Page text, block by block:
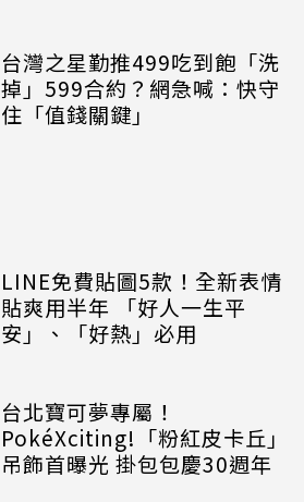
台灣之星勤推499吃到飽「洗
掉」599合約？網急喊：快守
住「值錢關鍵」
LINE免費貼圖5款！全新表情
貼爽用半年 「好人一生平
安」、「好熱」必用
台北寶可夢專屬！
PokéXciting!「粉紅皮卡丘」
吊飾首曝光 掛包包慶30週年